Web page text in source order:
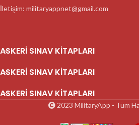
İletişim: militaryappnet@gmail.com
ASKERI SINAV KITAPLARI
ASKERI SINAV KITAPLARI
ASKERI SINAV KITAPLARI
2023 MilitaryApp - Tüm